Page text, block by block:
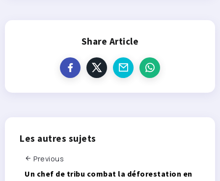
Share Article
Les autres sujets
Previous
Un chef de tribu combat la déforestation en